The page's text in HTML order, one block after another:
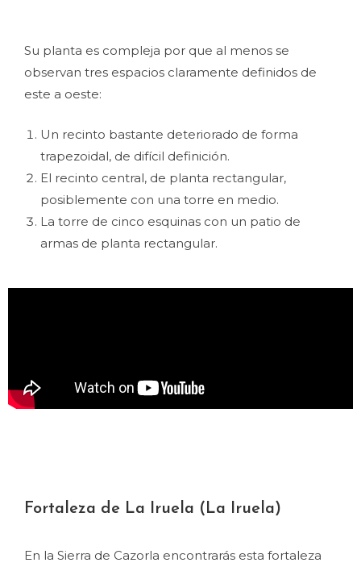
Su planta es compleja por que al menos se
observan tres espacios claramente definidos de
este a oeste:
Un recinto bastante deteriorado de forma
trapezoidal, de difícil definición.
El recinto central, de planta rectangular,
posiblemente con una torre en medio.
La torre de cinco esquinas con un patio de
armas de planta rectangular.
Fortaleza de La Iruela (La Iruela)
En la Sierra de Cazorla encontrarás esta fortaleza